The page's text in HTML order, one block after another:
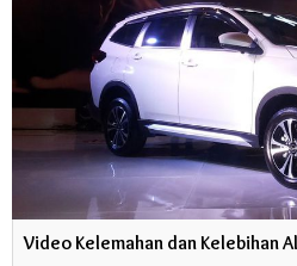
Video Kelemahan dan Kelebihan